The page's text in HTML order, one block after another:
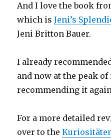
And I love the book
which isJeni’s
Jeni Britton Bauer.
I already
and now at the peak of
recommending it
For a more detailed
over to the